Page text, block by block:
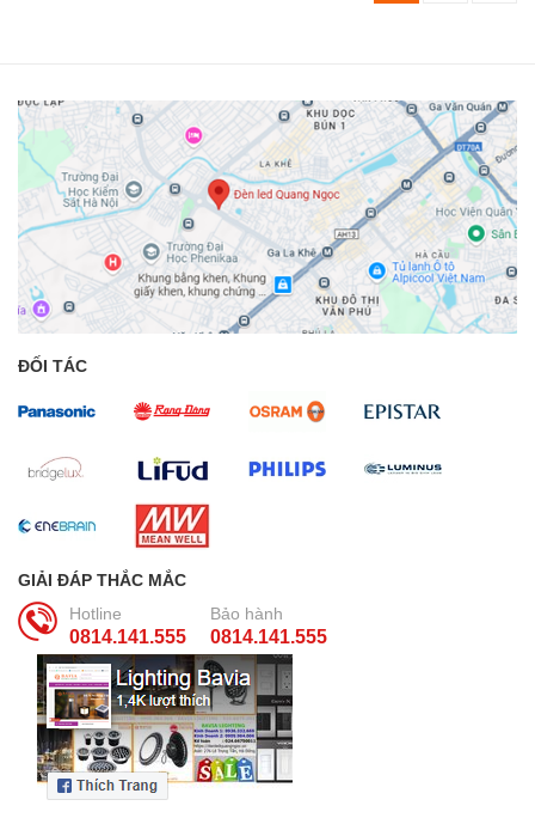
ĐỐI TÁC
GIẢI ĐÁP THẮC MẮC
Hotline
0814.141.555
Bảo hành
0814.141.555